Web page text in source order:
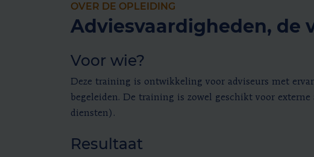
OVER DE OPLEIDING
Adviesvaardigheden, de
Voor wie?
Deze training is ontwikkeling voor adviseurs met
begeleiden. De training is zowel geschikt voor
diensten).
Resultaat